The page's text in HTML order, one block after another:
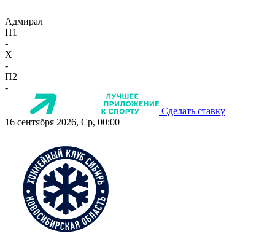
Адмирал
П1
-
X
-
П2
-
Сделать ставку
16 сентября 2026, Ср, 00:00